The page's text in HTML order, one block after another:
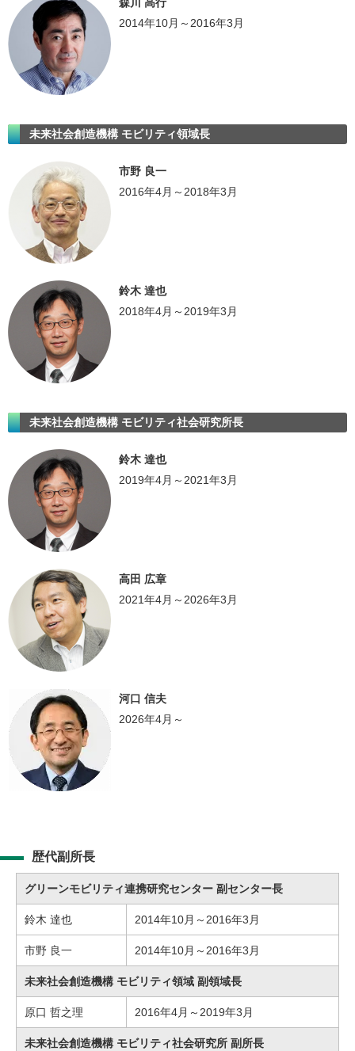
2014年10月～2016年3月
未来社会創造機構 モビリティ領域長
市野 良一
2016年4月～2018年3月
鈴木 達也
2018年4月～2019年3月
未来社会創造機構 モビリティ社会研究所長
鈴木 達也
2019年4月～2021年3月
高田 広章
2021年4月～2026年3月
河口 信夫
2026年4月～
歴代副所長
グリーンモビリティ連携研究センター 副センター長
鈴木 達也 2014年10月～2016年3月
市野 良一 2014年10月～2016年3月
未来社会創造機構 モビリティ領域 副領域長
原口 哲之理 2016年4月～2019年3月
未来社会創造機構 モビリティ社会研究所 副所長